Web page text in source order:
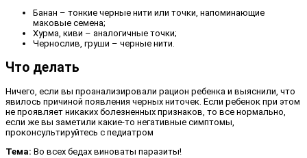
Банан – тонкие черные нити или точки, напоминающие
маковые семена;
Хурма, киви – аналогичные точки;
Чернослив, груши – черные нити.
Что делать
Ничего, если вы проанализировали рацион ребенка и выяснили, что
явилось причиной появления черных ниточек. Если ребенок при этом
не проявляет никаких болезненных признаков, то все нормально,
если же вы заметили какие-то негативные симптомы,
проконсультируйтесь с педиатром
Тема: Во всех бедах виноваты паразиты!